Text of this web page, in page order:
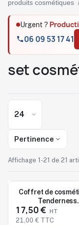
produits cosmétiques
Urgent ?
06 09 53 17 41
set
Pertinence
Affichage 1-21 de 21
Nouveau
Coffret de
Tenderness
TREATMENTS
17,50 €
21,00 € TTC